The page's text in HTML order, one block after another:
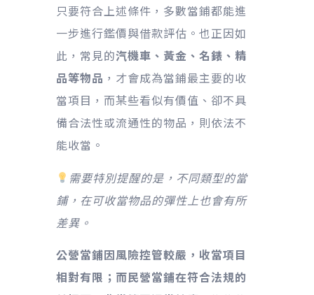
只要符合上述條件，多數當鋪都能進
一步進行鑑價與借款評估。也正因如
此，常見的汽機車、黃金、名錶、精
品等物品 ，才會成為當鋪最主要的收
當項目，而某些看似有價值、卻不具
備合法性或流通性的物品，則依法不
能收當。
需要特別提醒的是，不同類型的當
鋪，在可收當物品的彈性上也會有所
差異。
公營當鋪因風險控管較嚴，收當項目
相對有限；而民營當鋪在符合法規的